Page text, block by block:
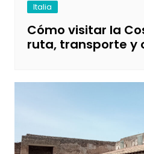
Italia
Cómo visitar la
ruta, transporte y